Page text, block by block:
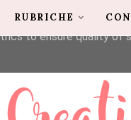
RUBRICHEtraffic. Your IP
to ensure quality of